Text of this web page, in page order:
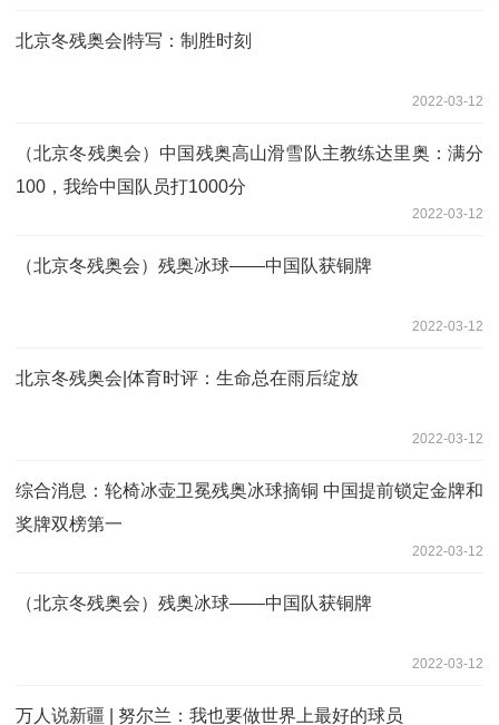
北京冬残奥会|特写：制胜时刻
2022-03-12
（北京冬残奥会）中国残奥高山滑雪队主教练达里奥：满分
100，我给中国队员打1000分
2022-03-12
（北京冬残奥会）残奥冰球——中国队获铜牌
2022-03-12
北京冬残奥会|体育时评：生命总在雨后绽放
2022-03-12
综合消息：轮椅冰壶卫冕残奥冰球摘铜 中国提前锁定金牌和
奖牌双榜第一
2022-03-12
（北京冬残奥会）残奥冰球——中国队获铜牌
2022-03-12
万人说新疆 | 努尔兰：我也要做世界上最好的球员